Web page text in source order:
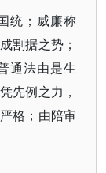
统；威廉称
割据之势；
通法由是生
先例之力，
格；由陪审